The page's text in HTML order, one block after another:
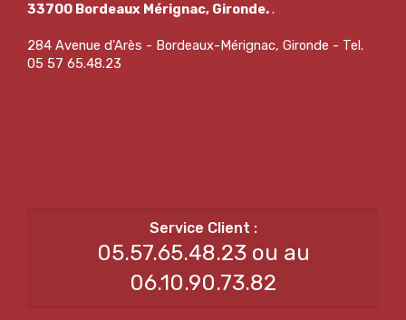
33700 Bordeaux Mérignac, Gironde..
284 Avenue d'Arès - Bordeaux-Mérignac, Gironde - Tel.
05 57 65.48.23
05.57.65.48.23 ou au
06.10.90.73.82